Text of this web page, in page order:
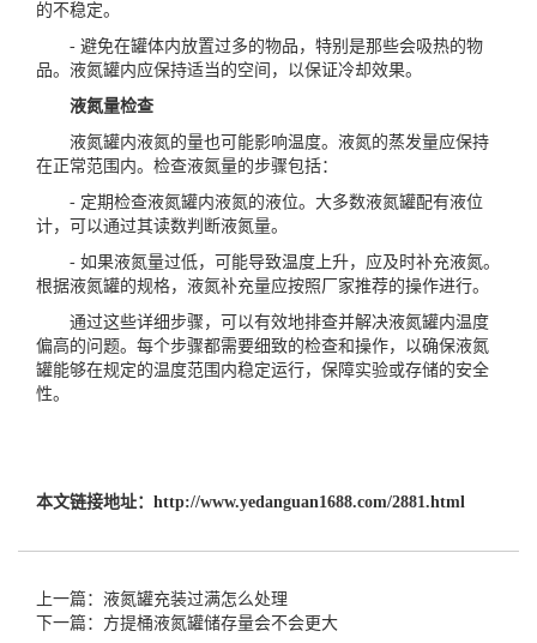
的不稳定。
- 避免在罐体内放置过多的物品，特别是那些会吸热的物
品。液氮罐内应保持适当的空间，以保证冷却效果。
液氮量检查
液氮罐内液氮的量也可能影响温度。液氮的蒸发量应保持
在正常范围内。检查液氮量的步骤包括：
- 定期检查液氮罐内液氮的液位。大多数液氮罐配有液位
计，可以通过其读数判断液氮量。
- 如果液氮量过低，可能导致温度上升，应及时补充液氮。
根据液氮罐的规格，液氮补充量应按照厂家推荐的操作进行。
通过这些详细步骤，可以有效地排查并解决液氮罐内温度
偏高的问题。每个步骤都需要细致的检查和操作，以确保液氮
罐能够在规定的温度范围内稳定运行，保障实验或存储的安全
性。
本文链接地址： http://www.yedanguan1688.com/2881.html
上一篇：液氮罐充装过满怎么处理
下一篇：方提桶液氮罐储存量会不会更大